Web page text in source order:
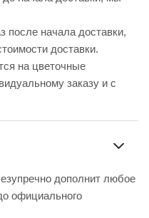
после начала доставки,
доставки.
на цветочные
заказу и с
дополнит любое
официального